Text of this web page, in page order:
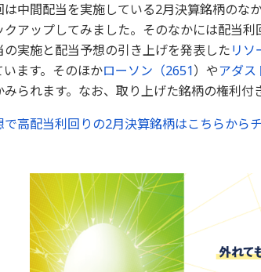
は中間配当を実施している2月決算銘柄のな
クアップしてみました。そのなかには配当
の実施と配当予想の引き上げを発表したリソ
ます。そのほかローソン（2651）やアダス
られます。なお、取り上げた銘柄の権利付
で高配当利回りの2月決算銘柄はこちらから